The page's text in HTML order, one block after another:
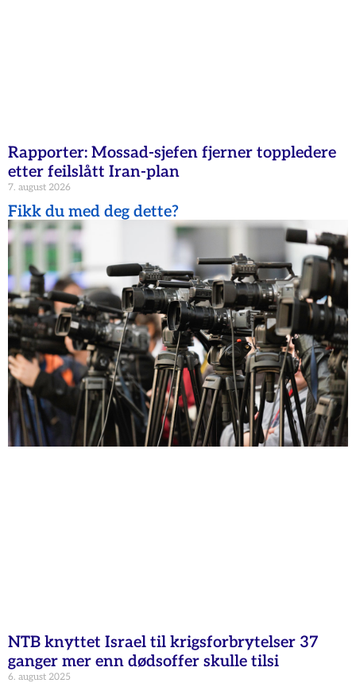
Rapporter: Mossad-sjefen fjerner toppledere
etter feilslått Iran-plan
7. august 2026
Fikk du med deg dette?
NTB knyttet Israel til krigsforbrytelser 37
ganger mer enn dødsoffer skulle tilsi
6. august 2025